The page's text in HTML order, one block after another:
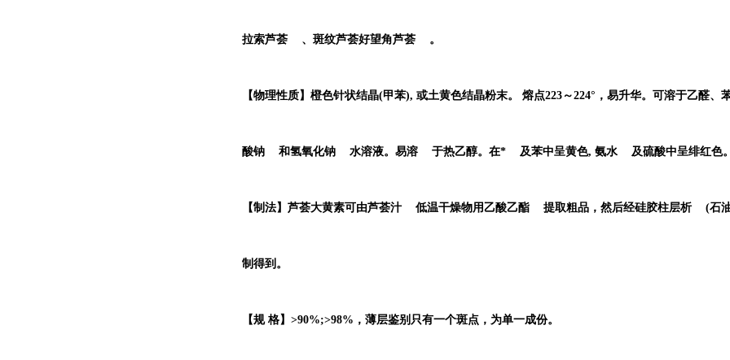
拉索芦荟 、斑纹芦荟好望角芦荟 。
【物理性质】橙色针状结晶(甲苯), 或土黄色结晶粉末。 熔点223～224°，易升华。可溶于乙醛、
酸钠 和氢氧化钠 水溶液。 易溶 于热乙醇。在* 及苯中呈黄色, 氨水 及硫酸中呈绯红色
【制法】芦荟大黄素可由芦荟汁 低温干燥物用乙酸乙酯 提取粗品，然后经硅胶柱层析 (石
制得到。
【规 格】>90%;>98%，薄层鉴别只有一个斑点，为单一成份。